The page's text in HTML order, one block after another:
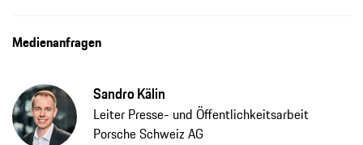
Medienanfragen
Sandro Kälin
Leiter Presse- und Öffentlichkeitsarbeit
Porsche Schweiz AG